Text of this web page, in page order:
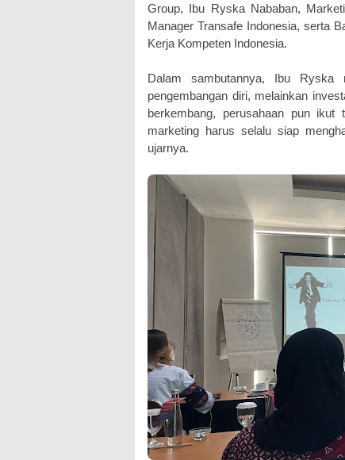
Group, Ibu Ryska Nababan,
Manager Transafe Indonesia, serta
Kerja Kompeten Indonesia.
Dalam sambutannya, Ibu Ryska
pengembangan diri, melainkan
berkembang, perusahaan pun
marketing harus selalu siap
ujarnya.